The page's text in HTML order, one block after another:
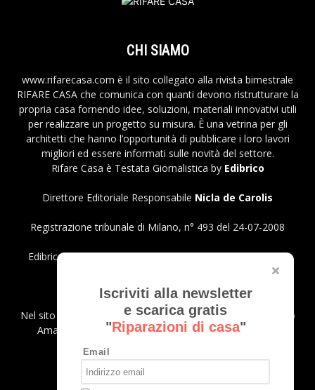
Iscriviti alla newsletter
e scarica gratis
"Riparazioni di casa"
Email
CHI SIAMO
www.rifarecasa.com è il sito collegato alla rivista bimestrale
RIFARE CASA che comunica con quanti devono ristrutturare la
propria casa fornendo idee, soluzioni, materiali innovativi utili
per realizzare un progetto su misura. È una vetrina per gli
architetti che hanno l’opportunità di pubblicare i loro lavori
migliori ed essere informati sulle novità del settore.
Rifare Casa è Testata Giornalistica by Edibrico
Direttore Editoriale Responsabile Nicla de Carolis
Registrazione tribunale di Milano, n° 493 del 24-07-2008
Edibrico srl - Viale Emilio Caldara, 44 - 20122 Milano P.iva
Privacy Policy
Nel sito sono presenti prodotti Amazon; in qualità di Affiliato
Amazon riceviamo un guadagno dagli acquisti idonei.
SEGUICI